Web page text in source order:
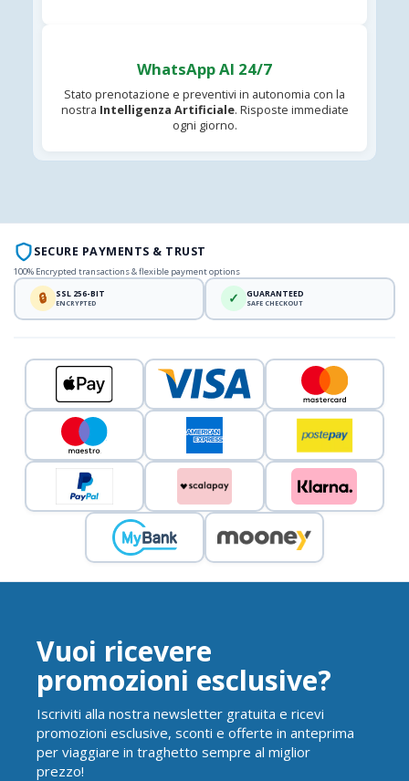
WhatsApp AI 24/7
Stato prenotazione e preventivi in autonomia con la
nostra Intelligenza Artificiale. Risposte immediate
ogni giorno.
SECURE PAYMENTS & TRUST
100% Encrypted transactions & flexible payment options
🔒 SSL 256-BIT
ENCRYPTED ✓ GUARANTEED
SAFE CHECKOUT
Vuoi ricevere
promozioni esclusive?
Iscriviti alla nostra newsletter gratuita e ricevi
promozioni esclusive, sconti e offerte in anteprima
per viaggiare in traghetto sempre al miglior
prezzo!